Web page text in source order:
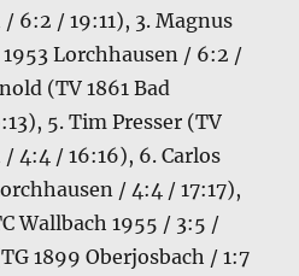
/ 6:2 / 19:11), 3. Magnus
Lorchhausen / 6:2 /
(TV 1861 Bad
5. Tim Presser (TV
/ 4:4 / 16:16), 6. Carlos
/ 4:4 / 17:17),
Wallbach 1955 / 3:5 /
1899 Oberjosbach / 1:7